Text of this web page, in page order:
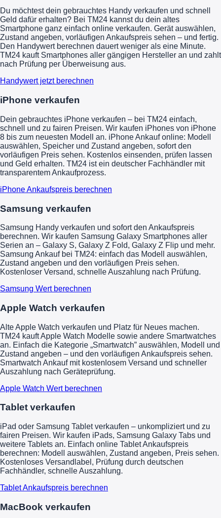
Du möchtest dein gebrauchtes Handy verkaufen und schnell
Geld dafür erhalten? Bei TM24 kannst du dein altes
Smartphone ganz einfach online verkaufen. Gerät auswählen,
Zustand angeben, vorläufigen Ankaufspreis sehen – und fertig.
Den Handywert berechnen dauert weniger als eine Minute.
TM24 kauft Smartphones aller gängigen Hersteller an und zahlt
nach Prüfung per Überweisung aus.
Handywert jetzt berechnen
iPhone verkaufen
Dein gebrauchtes iPhone verkaufen – bei TM24 einfach,
schnell und zu fairen Preisen. Wir kaufen iPhones von iPhone
8 bis zum neuesten Modell an. iPhone Ankauf online: Modell
auswählen, Speicher und Zustand angeben, sofort den
vorläufigen Preis sehen. Kostenlos einsenden, prüfen lassen
und Geld erhalten. TM24 ist ein deutscher Fachhändler mit
transparentem Ankaufprozess.
iPhone Ankaufspreis berechnen
Samsung verkaufen
Samsung Handy verkaufen und sofort den Ankaufspreis
berechnen. Wir kaufen Samsung Galaxy Smartphones aller
Serien an – Galaxy S, Galaxy Z Fold, Galaxy Z Flip und mehr.
Samsung Ankauf bei TM24: einfach das Modell auswählen,
Zustand angeben und den vorläufigen Preis sehen.
Kostenloser Versand, schnelle Auszahlung nach Prüfung.
Samsung Wert berechnen
Apple Watch verkaufen
Alte Apple Watch verkaufen und Platz für Neues machen.
TM24 kauft Apple Watch Modelle sowie andere Smartwatches
an. Einfach die Kategorie „Smartwatch” auswählen, Modell und
Zustand angeben – und den vorläufigen Ankaufspreis sehen.
Smartwatch Ankauf mit kostenlosem Versand und schneller
Auszahlung nach Geräteprüfung.
Apple Watch Wert berechnen
Tablet verkaufen
iPad oder Samsung Tablet verkaufen – unkompliziert und zu
fairen Preisen. Wir kaufen iPads, Samsung Galaxy Tabs und
weitere Tablets an. Einfach online Tablet Ankaufspreis
berechnen: Modell auswählen, Zustand angeben, Preis sehen.
Kostenloses Versandlabel, Prüfung durch deutschen
Fachhändler, schnelle Auszahlung.
Tablet Ankaufspreis berechnen
MacBook verkaufen